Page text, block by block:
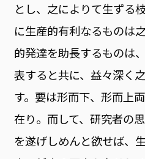
とし、之によりて生ずる
に生産的有利なるものは
的発達を助長するものは
表すると共に、益々深く
す。要は形而下、形而上
在り。而して、研究者の
を遂げしめんと欲せば、